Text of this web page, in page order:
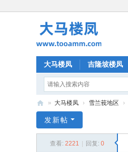
大马楼凤 吉隆坡楼凤
马
» 大马楼凤 › 雪兰莪地区 ›
发新帖
查看: 2221 回复: 0